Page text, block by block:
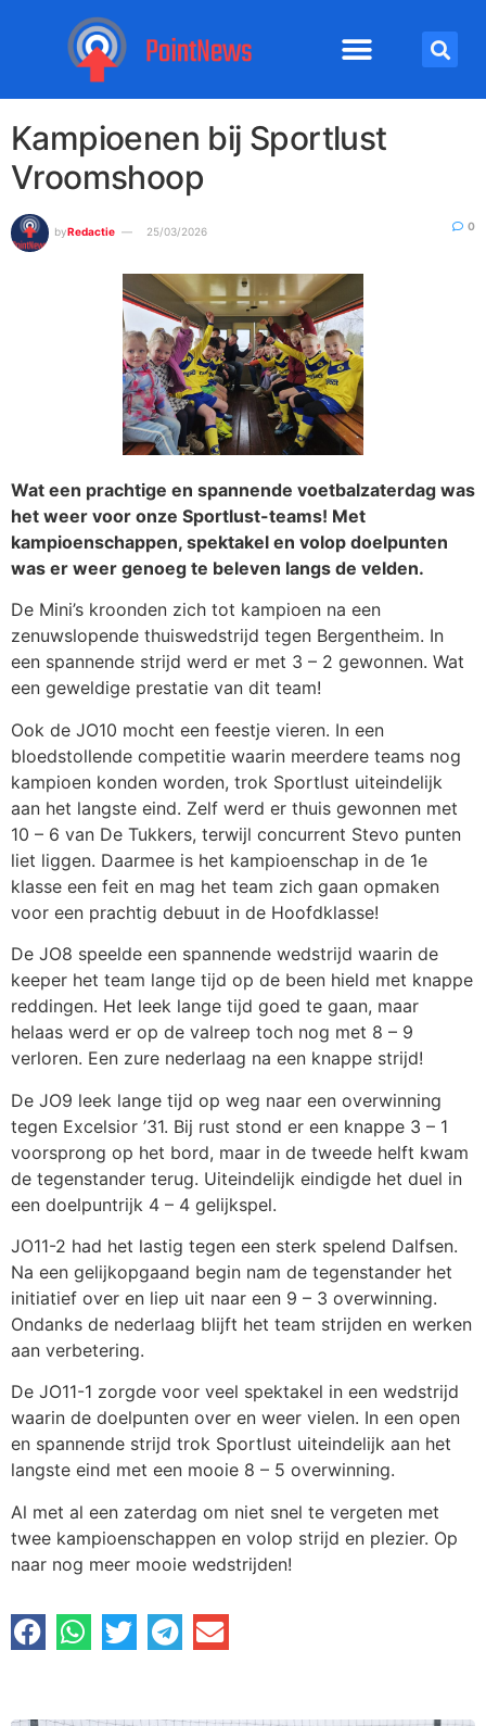
Kampioenen bij Sportlust
Vroomshoop
byRedactie 25/03/2026 0
Wat een prachtige en spannende voetbalzaterdag was
het weer voor onze Sportlust-teams! Met
kampioenschappen, spektakel en volop doelpunten
was er weer genoeg te beleven langs de velden.
De Mini’s kroonden zich tot kampioen na een
zenuwslopende thuiswedstrijd tegen Bergentheim. In
een spannende strijd werd er met 3 – 2 gewonnen. Wat
een geweldige prestatie van dit team!
Ook de JO10 mocht een feestje vieren. In een
bloedstollende competitie waarin meerdere teams nog
kampioen konden worden, trok Sportlust uiteindelijk
aan het langste eind. Zelf werd er thuis gewonnen met
10 – 6 van De Tukkers, terwijl concurrent Stevo punten
liet liggen. Daarmee is het kampioenschap in de 1e
klasse een feit en mag het team zich gaan opmaken
voor een prachtig debuut in de Hoofdklasse!
De JO8 speelde een spannende wedstrijd waarin de
keeper het team lange tijd op de been hield met knappe
reddingen. Het leek lange tijd goed te gaan, maar
helaas werd er op de valreep toch nog met 8 – 9
verloren. Een zure nederlaag na een knappe strijd!
De JO9 leek lange tijd op weg naar een overwinning
tegen Excelsior ’31. Bij rust stond er een knappe 3 – 1
voorsprong op het bord, maar in de tweede helft kwam
de tegenstander terug. Uiteindelijk eindigde het duel in
een doelpuntrijk 4 – 4 gelijkspel.
JO11-2 had het lastig tegen een sterk spelend Dalfsen.
Na een gelijkopgaand begin nam de tegenstander het
initiatief over en liep uit naar een 9 – 3 overwinning.
Ondanks de nederlaag blijft het team strijden en werken
aan verbetering.
De JO11-1 zorgde voor veel spektakel in een wedstrijd
waarin de doelpunten over en weer vielen. In een open
en spannende strijd trok Sportlust uiteindelijk aan het
langste eind met een mooie 8 – 5 overwinning.
Al met al een zaterdag om niet snel te vergeten met
twee kampioenschappen en volop strijd en plezier. Op
naar nog meer mooie wedstrijden!